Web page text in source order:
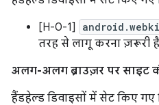
[H-0-1]
तरह से लागू करना ज़रूरी
अलग-अलग ब्राउज़र पर साइट
हैंडहेल्ड डिवाइसों में सेट किए गए